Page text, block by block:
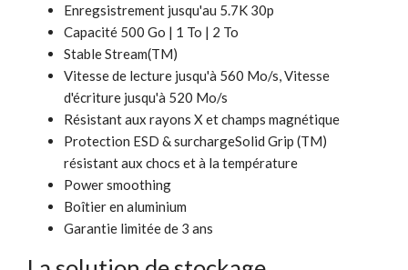
Enregsistrement jusqu'au 5.7K 30p
Capacité 500 Go | 1 To | 2 To
Stable Stream(TM)
Vitesse de lecture jusqu'à 560 Mo/s, Vitesse
d'écriture jusqu'à 520 Mo/s
Résistant aux rayons X et champs magnétique
Protection ESD & surchargeSolid Grip (TM)
résistant aux chocs et à la température
Power smoothing
Boîtier en aluminium
Garantie limitée de 3 ans